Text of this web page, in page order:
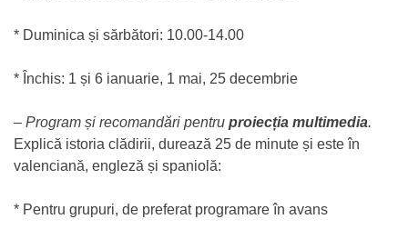
* Duminica și sărbători: 10.00-14.00
* Închis: 1 și 6 ianuarie, 1 mai, 25 decembrie
– Program și recomandări pentru proiecția multimedia.
Explică istoria clădirii, durează 25 de minute și este în
valenciană, engleză și spaniolă:
* Pentru grupuri, de preferat programare în avans